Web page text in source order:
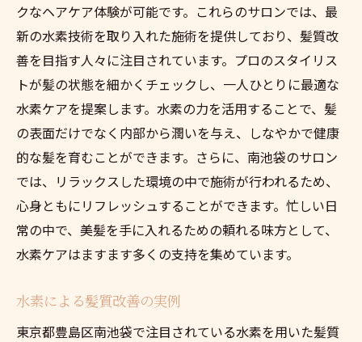
クなヘアケア体験が可能です。これらのサロンでは、最
新の水素技術を取り入れた施術を提供しており、髪質改
善を目指す人々に注目されています。プロのスタイリス
トが髪の状態を細かくチェックし、一人ひとりに最適な
水素ケアを提案します。水素の力を活用することで、髪
の表面だけでなく内部から潤いを与え、しなやかで健康
的な髪を育むことができます。さらに、南池袋のサロン
では、リラックスした環境の中で施術が行われるため、
心身ともにリフレッシュすることができます。忙しい日
常の中で、美髪を手に入れるための頼れる味方として、
水素ケアはますます多くの支持を集めています。
水素による髪質改善の実例
東京都豊島区南池袋で注目されている水素を用いた髪質